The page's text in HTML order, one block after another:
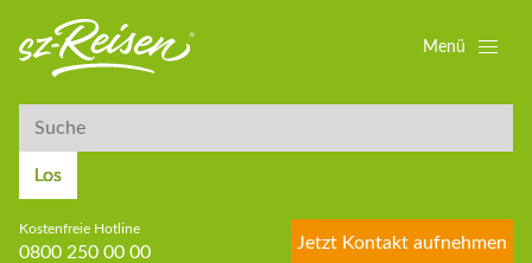
Suche
Los
Kostenfreie Hotline
0800 250 00 00
Jetzt Kontakt aufnehmen
Menü